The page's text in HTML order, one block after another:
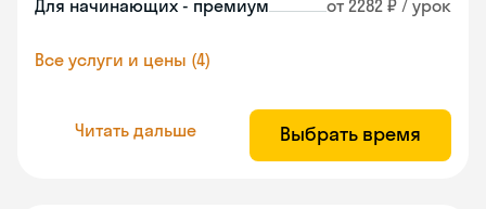
Для начинающих - премиум от 2282 ₽ / урок
Все услуги и цены (4)
Читать дальше Выбрать время